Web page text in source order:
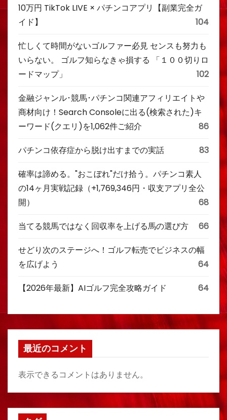
10万円 TikTok LIVE × パチンコアプリ【副業完全ガ
イド】
104
忙しくて時間がないゴルファー必見 センスも努力も
いらない。 ゴルフ知らなきゃ損する 「１００切りロ
ードマップ」
102
金融ジャンル･競馬･パチンコ関連アフィリエイトや
商材向け！Search Consoleに出る(検索された)キ
ーワード(クエリ)を1,062件ご紹介
86
パチンコ依存症から脱け出すまでの実話 83
確率は諦める。"おこぼれ"だけ拾う。パチンコ素人
の14ヶ月実戦記録（+1,769,346円・収支アプリ全公
開）
68
当てる競馬ではなく回収率を上げる馬の選び方 66
せどり次のステージへ！ゴルフ転売でビジネスの幅
を広げよう
64
【2026年最新】AIゴルフ完全攻略ガイド 64
最近のコメント
表示できるコメントはありません。